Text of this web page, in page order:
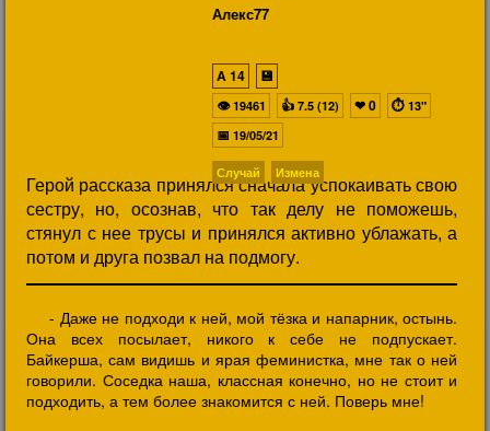
Алекс77
Герой рассказа принялся сначала успокаивать свою
сестру, но, осознав, что так делу не поможешь,
стянул с нее трусы и принялся активно ублажать, а
потом и друга позвал на подмогу.
A14
💾
👁19461 👍 7.5 (12) ❤0 ⏱ 13"
📅 19/05/21
Случай Измена
- Даже не подходи к ней, мой тёзка и напарник, остынь.
Она всех посылает, никого к себе не подпускает.
Байкерша, сам видишь и ярая феминистка, мне так о ней
говорили. Соседка наша, классная конечно, но не стоит и
подходить, а тем более знакомится с ней. Поверь мне!